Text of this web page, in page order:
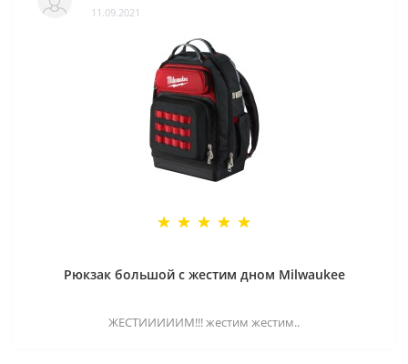
11.09.2021
Рюкзак большой с жестим дном Milwaukee
ЖЕСТИИИИИМ!!! жестим жестим..